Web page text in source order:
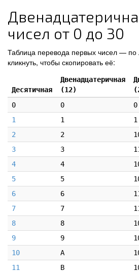
чисел от 0 до 30
Таблица перевода первых чисел —
кликнуть, чтобы скопировать её:
Десятичная
Двенадцатеричная
(12)
0
0 0
1
1 1
2
2
3
3
4
4
5
5
6
6
7
7
8
8
9
9
10
A
11
B